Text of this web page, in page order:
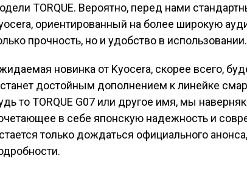
TORQUE. Вероятно, перед нами
ориентированный на более широкую
прочность, но и удобство в использовании.
новинка от Kyocera, скорее всего,
достойным дополнением к линейке
то TORQUE G07 или другое имя, мы
в себе японскую надежность и
только дождаться официального